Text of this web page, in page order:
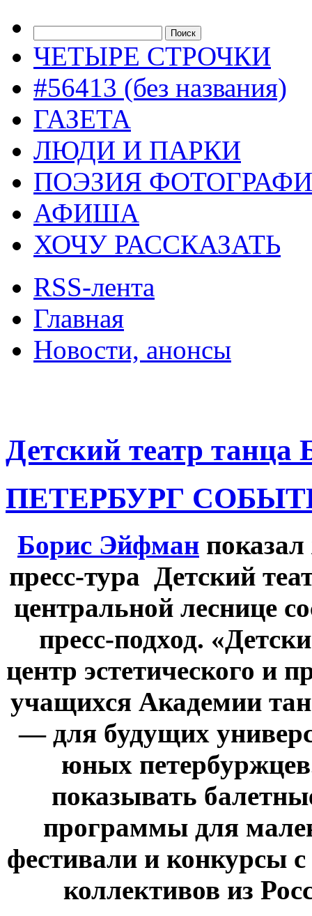
ЧЕТЫРЕ СТРОЧКИ
#56413 (без названия)
ГАЗЕТА
ЛЮДИ И ПАРКИ
ПОЭЗИЯ
АФИША
ХОЧУ РАССКАЗАТЬ
RSS-лента
Главная
Новости, анонсы
Детский театр
ПЕТЕРБУРГ
Борис Эйфман
пресс-тура Детский
центральной леснице
пресс-подход.
центр эстетического и
учащихся Академии
— для будущих
юных
показывать
программы для
фестивали и конкурсы с
коллективов из